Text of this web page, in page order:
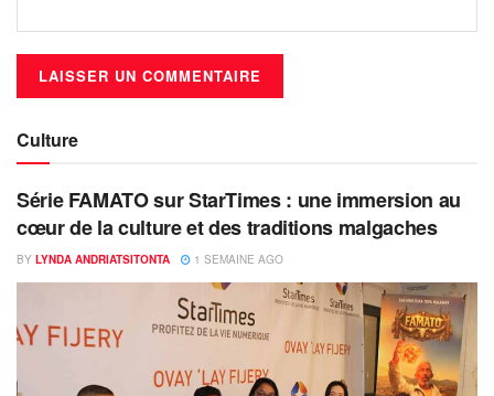
Culture
Série FAMATO sur StarTimes : une immersion au
cœur de la culture et des traditions malgaches
BY LYNDA ANDRIATSITONTA 1 SEMAINE AGO